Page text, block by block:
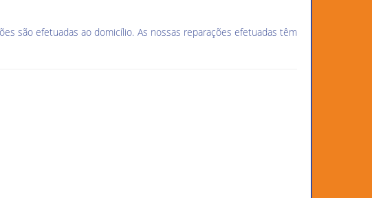
são efetuadas ao domicílio. As nossas reparações efetuadas têm